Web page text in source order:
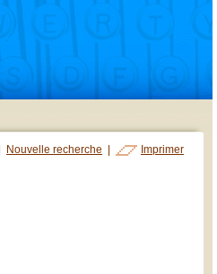
Nouvelle recherche Imprimer